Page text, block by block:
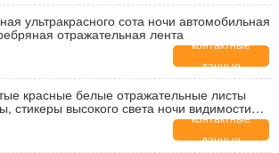
ультракрасного сота ночи автомобильная
отражательная лента
контактные
данные
красные белые отражательные листы
стикеры высокого света ночи видимости
контактные
данные